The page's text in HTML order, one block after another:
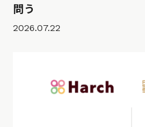
問う
2026.07.22